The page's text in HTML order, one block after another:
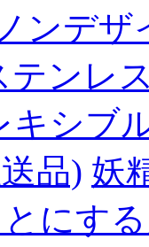
ノンデザ
テンレ
シブ
品) 妖
にす